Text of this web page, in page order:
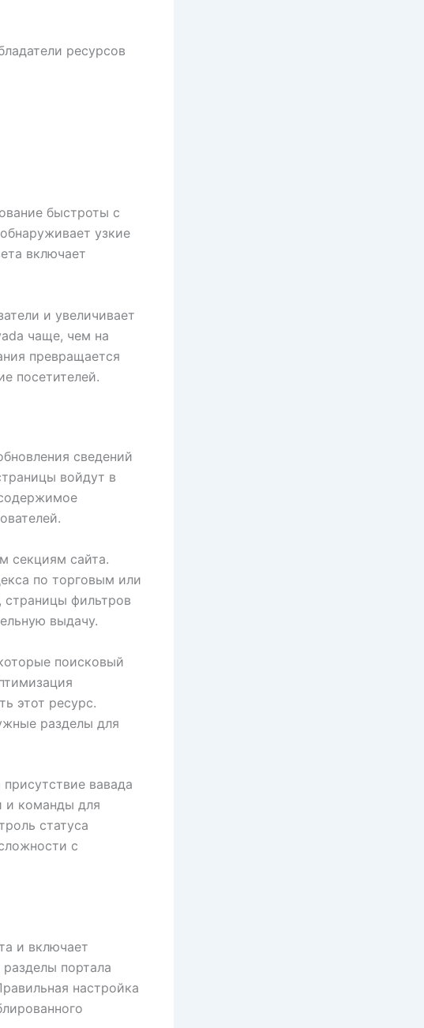
ресурсов
быстроты с
узкие
включает
и увеличивает
чаще, чем на
превращается
посетителей.
сведений
войдут в
секциям сайта.
по торговым или
страницы фильтров
выдачу.
поисковый
этот ресурс.
разделы для
вавада
и команды для
статуса
с
и включает
портала
настройка